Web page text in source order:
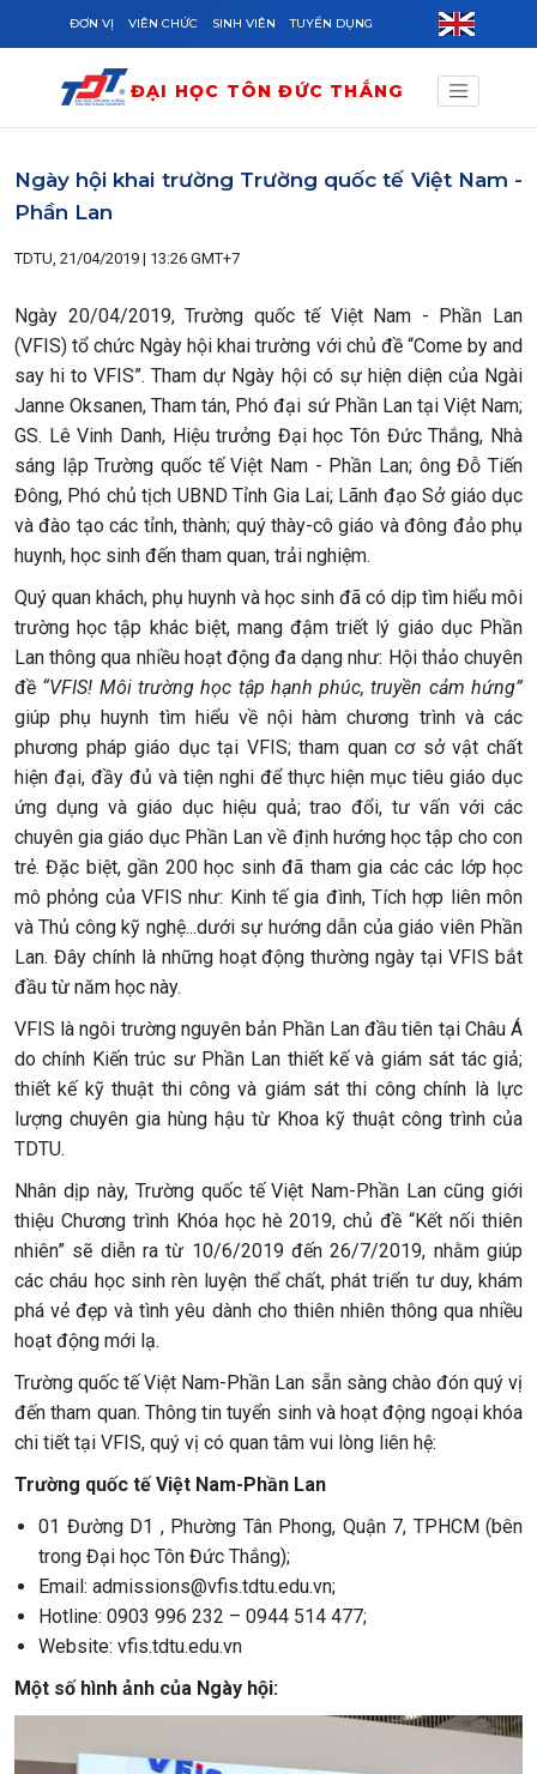
Skip to main content
ĐƠN VỊ VIÊN CHỨC SINH VIÊN TUYỂN DỤNG
ĐẠI HỌC TÔN ĐỨC THẮNG
Ngày hội khai trường Trường quốc tế Việt Nam -
Phần Lan
TDTU, 21/04/2019 | 13:26 GMT+7
Ngày 20/04/2019, Trường quốc tế Việt Nam - Phần Lan
(VFIS) tổ chức Ngày hội khai trường với chủ đề “Come by and
say hi to VFIS”. Tham dự Ngày hội có sự hiện diện của Ngài
Janne Oksanen, Tham tán, Phó đại sứ Phần Lan tại Việt Nam;
GS. Lê Vinh Danh, Hiệu trưởng Đại học Tôn Đức Thắng, Nhà
sáng lập Trường quốc tế Việt Nam - Phần Lan; ông Đỗ Tiến
Đông, Phó chủ tịch UBND Tỉnh Gia Lai; Lãnh đạo Sở giáo dục
và đào tạo các tỉnh, thành; quý thày-cô giáo và đông đảo phụ
huynh, học sinh đến tham quan, trải nghiệm.
Quý quan khách, phụ huynh và học sinh đã có dịp tìm hiểu môi
trường học tập khác biệt, mang đậm triết lý giáo dục Phần
Lan thông qua nhiều hoạt động đa dạng như: Hội thảo chuyên
đề “VFIS! Môi trường học tập hạnh phúc, truyền cảm hứng”
giúp phụ huynh tìm hiểu về nội hàm chương trình và các
phương pháp giáo dục tại VFIS; tham quan cơ sở vật chất
hiện đại, đầy đủ và tiện nghi để thực hiện mục tiêu giáo dục
ứng dụng và giáo dục hiệu quả; trao đổi, tư vấn với các
chuyên gia giáo dục Phần Lan về định hướng học tập cho con
trẻ. Đặc biệt, gần 200 học sinh đã tham gia các các lớp học
mô phỏng của VFIS như: Kinh tế gia đình, Tích hợp liên môn
và Thủ công kỹ nghệ...dưới sự hướng dẫn của giáo viên Phần
Lan. Đây chính là những hoạt động thường ngày tại VFIS bắt
đầu từ năm học này.
VFIS là ngôi trường nguyên bản Phần Lan đầu tiên tại Châu Á
do chính Kiến trúc sư Phần Lan thiết kế và giám sát tác giả;
thiết kế kỹ thuật thi công và giám sát thi công chính là lực
lượng chuyên gia hùng hậu từ Khoa kỹ thuật công trình của
TDTU.
Nhân dịp này, Trường quốc tế Việt Nam-Phần Lan cũng giới
thiệu Chương trình Khóa học hè 2019, chủ đề “Kết nối thiên
nhiên” sẽ diễn ra từ 10/6/2019 đến 26/7/2019, nhằm giúp
các cháu học sinh rèn luyện thể chất, phát triển tư duy, khám
phá vẻ đẹp và tình yêu dành cho thiên nhiên thông qua nhiều
hoạt động mới lạ.
Trường quốc tế Việt Nam-Phần Lan sẵn sàng chào đón quý vị
đến tham quan. Thông tin tuyển sinh và hoạt động ngoại khóa
chi tiết tại VFIS, quý vị có quan tâm vui lòng liên hệ:
Trường quốc tế Việt Nam-Phần Lan
01 Đường D1 , Phường Tân Phong, Quận 7, TPHCM (bên
trong Đại học Tôn Đức Thắng);
Email: admissions@vfis.tdtu.edu.vn;
Hotline: 0903 996 232 – 0944 514 477;
Website: vfis.tdtu.edu.vn
Một số hình ảnh của Ngày hội: